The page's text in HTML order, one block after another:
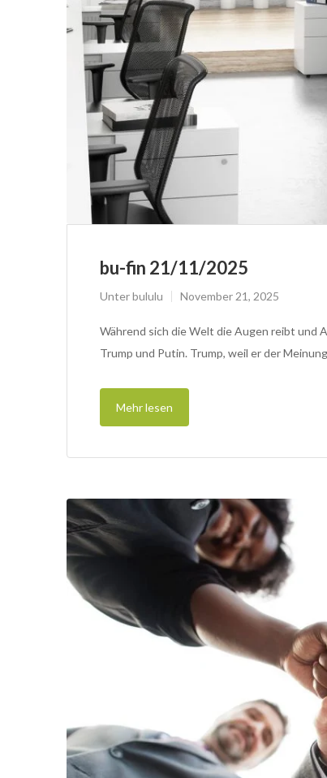
bu-fin 21/11/2025
Unterbululu November 21, 2025
Während sich die Welt die Augen reibt und
Trump und Putin. Trump, weil er der
Mehr lesen